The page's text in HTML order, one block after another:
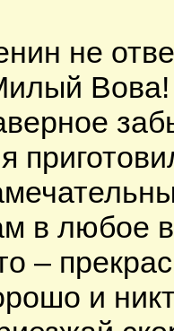
не
Вова!
в любое
–
и